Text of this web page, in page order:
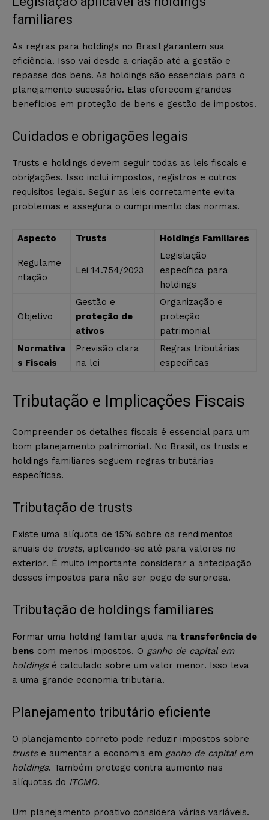
familiares
As regras para holdings no Brasil garantem sua
eficiência. Isso vai desde a criação até a gestão e
repasse dos bens. As holdings são essenciais para o
planejamento sucessório. Elas oferecem grandes
benefícios em proteção de bens e gestão de impostos.
Cuidados e obrigações legais
Trusts e holdings devem seguir todas as leis fiscais e
obrigações. Isso inclui impostos, registros e outros
requisitos legais. Seguir as leis corretamente evita
problemas e assegura o cumprimento das normas.
Aspecto Trusts Holdings Familiares
Regulame
ntação
Lei 14.754/2023
Legislação
específica para
holdings
Objetivo
Gestão e
proteção de
ativos
Organização e
proteção
patrimonial
Normativa
s Fiscais
Previsão clara
na lei
Regras tributárias
específicas
Tributação e Implicações Fiscais
Compreender os detalhes fiscais é essencial para um
bom planejamento patrimonial. No Brasil, os trusts e
holdings familiares seguem regras tributárias
específicas.
Tributação de trusts
Existe uma alíquota de 15% sobre os rendimentos
anuais de trusts, aplicando-se até para valores no
exterior. É muito importante considerar a antecipação
desses impostos para não ser pego de surpresa.
Tributação de holdings familiares
Formar uma holding familiar ajuda na transferência de
bens com menos impostos. O ganho de capital em
holdingsé calculado sobre um valor menor. Isso leva
a uma grande economia tributária.
Planejamento tributário eficiente
O planejamento correto pode reduzir impostos sobre
trustse aumentar a economia em ganho de capital em
holdings. Também protege contra aumento nas
alíquotas do ITCMD.
Um planejamento proativo considera várias variáveis.